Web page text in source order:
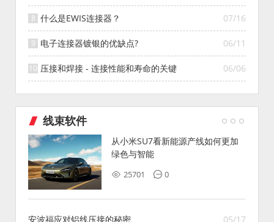
07/16
什么是EWIS连接器？
06/11
电子连接器镀银的优缺点?
06/06
压接和焊接 - 连接性能和寿命的关键
线束软件
从小米SU7看新能源产线如何更加
绿色与智能
25701 0
05/17
安波福应对铝线压接的秘密